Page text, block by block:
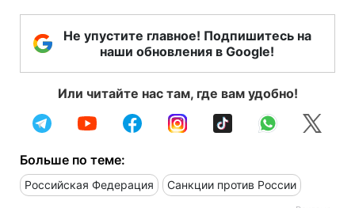
Не упустите главное! Подпишитесь на
наши обновления в Google!
Или читайте нас там, где вам удобно!
Больше по теме:
Российская Федерация Санкции против России